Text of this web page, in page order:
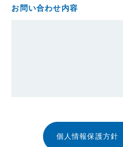
お問い合わせ内容
個人情報保護方針